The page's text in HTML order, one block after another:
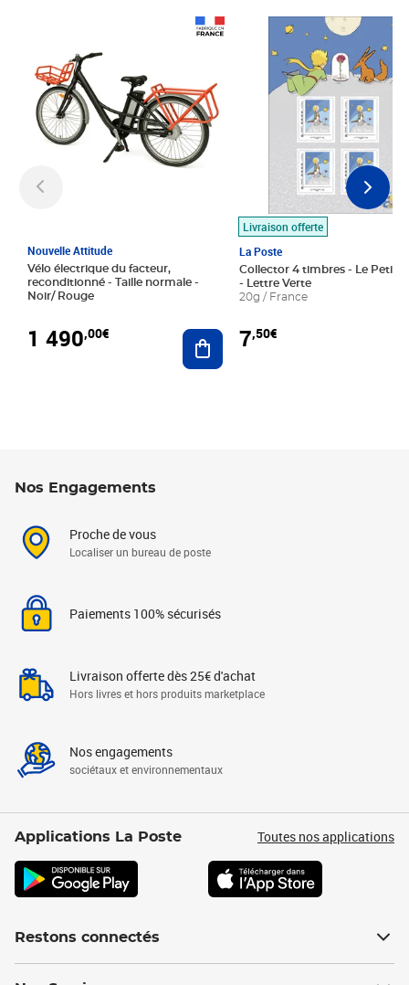
Nouvelle Attitude
Vélo électrique du facteur,
reconditionné - Taille normale -
Noir/ Rouge
1 490,00€ Ajouter au panier
Livraison offerte
La Poste
Collector 4 timbres - Le Petit
- Lettre Verte
20g / France
7,50€
Prix 7,50€
Nos Engagements
Proche de vous
Localiser un bureau de poste
Paiements 100% sécurisés
Livraison offerte dès 25€ d'achat
Hors livres et hors produits marketplace
Nos engagements
sociétaux et environnementaux
Applications La Poste Toutes nos applications
Restons connectés